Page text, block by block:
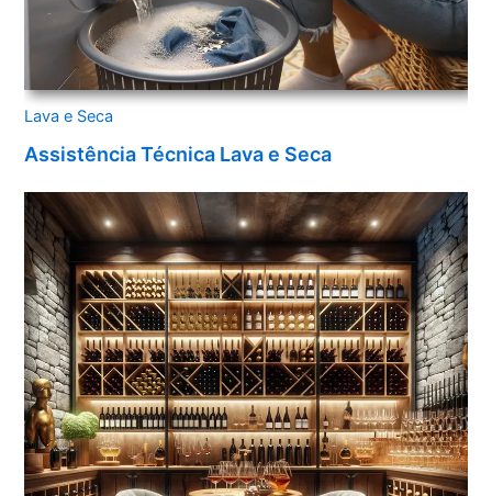
Lava e Seca
Assistência Técnica Lava e Seca